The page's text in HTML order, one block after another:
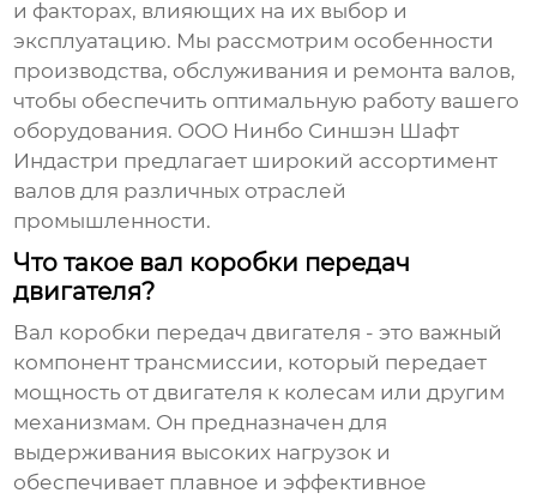
и факторах, влияющих на их выбор и
эксплуатацию. Мы рассмотрим особенности
производства, обслуживания и ремонта валов,
чтобы обеспечить оптимальную работу вашего
оборудования. ООО Нинбо Синшэн Шафт
Индастри предлагает широкий ассортимент
валов для различных отраслей
промышленности.
Что такое вал коробки передач
двигателя?
Вал коробки передач двигателя - это важный
компонент трансмиссии, который передает
мощность от двигателя к колесам или другим
механизмам. Он предназначен для
выдерживания высоких нагрузок и
обеспечивает плавное и эффективное